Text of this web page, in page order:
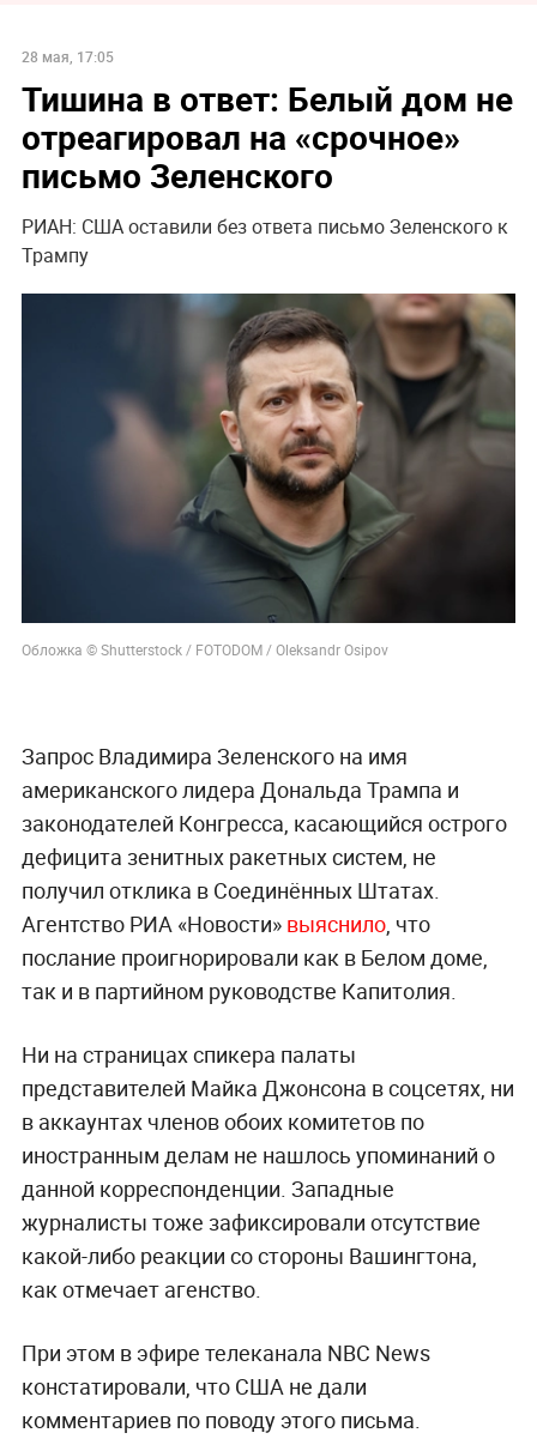
28 мая, 17:05
Тишина в ответ: Белый дом не
отреагировал на «срочное»
письмо Зеленского
РИАН: США оставили без ответа письмо Зеленского к
Трампу
Обложка © Shutterstock / FOTODOM / Oleksandr Osipov
Запрос Владимира Зеленского на имя
американского лидера Дональда Трампа и
законодателей Конгресса, касающийся острого
дефицита зенитных ракетных систем, не
получил отклика в Соединённых Штатах.
Агентство РИА «Новости» выяснило, что
послание проигнорировали как в Белом доме,
так и в партийном руководстве Капитолия.
Ни на страницах спикера палаты
представителей Майка Джонсона в соцсетях, ни
в аккаунтах членов обоих комитетов по
иностранным делам не нашлось упоминаний о
данной корреспонденции. Западные
журналисты тоже зафиксировали отсутствие
какой-либо реакции со стороны Вашингтона,
как отмечает агенство.
При этом в эфире телеканала NBC News
констатировали, что США не дали
комментариев по поводу этого письма.